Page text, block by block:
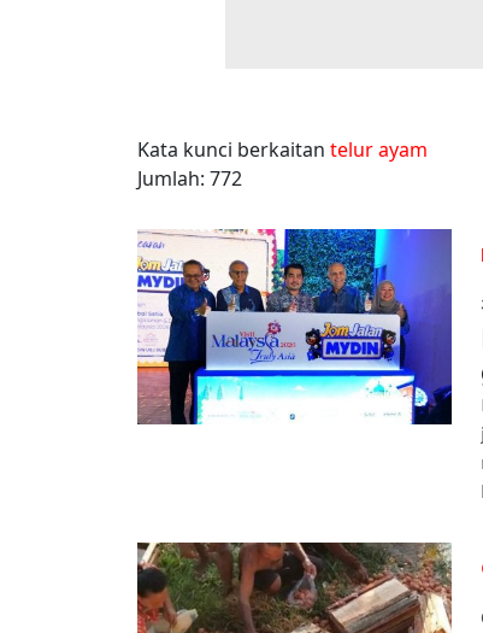
Kata kunci berkaitan telur ayam
Jumlah: 772